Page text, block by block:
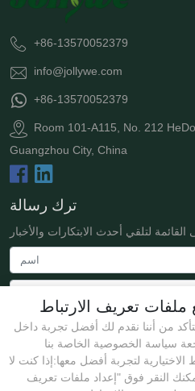
تعريف الارتباط
من أننا نقدم لك أفضل تجربة داخل
لتجربة أفضل معها:إذا كنت لا
النقر فوق "إعداد ملفات تعريف
+86-13570052379
info@jollywe.com
+86-13570052379
Room 101-A115, No. 212
Guangzhou City, China
ترك رسالة